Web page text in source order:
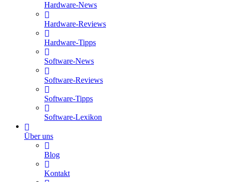
Hardware-News
Hardware-Reviews
Hardware-Tipps
Software-News
Software-Reviews
Software-Tipps
Software-Lexikon
Über uns
Blog
Kontakt